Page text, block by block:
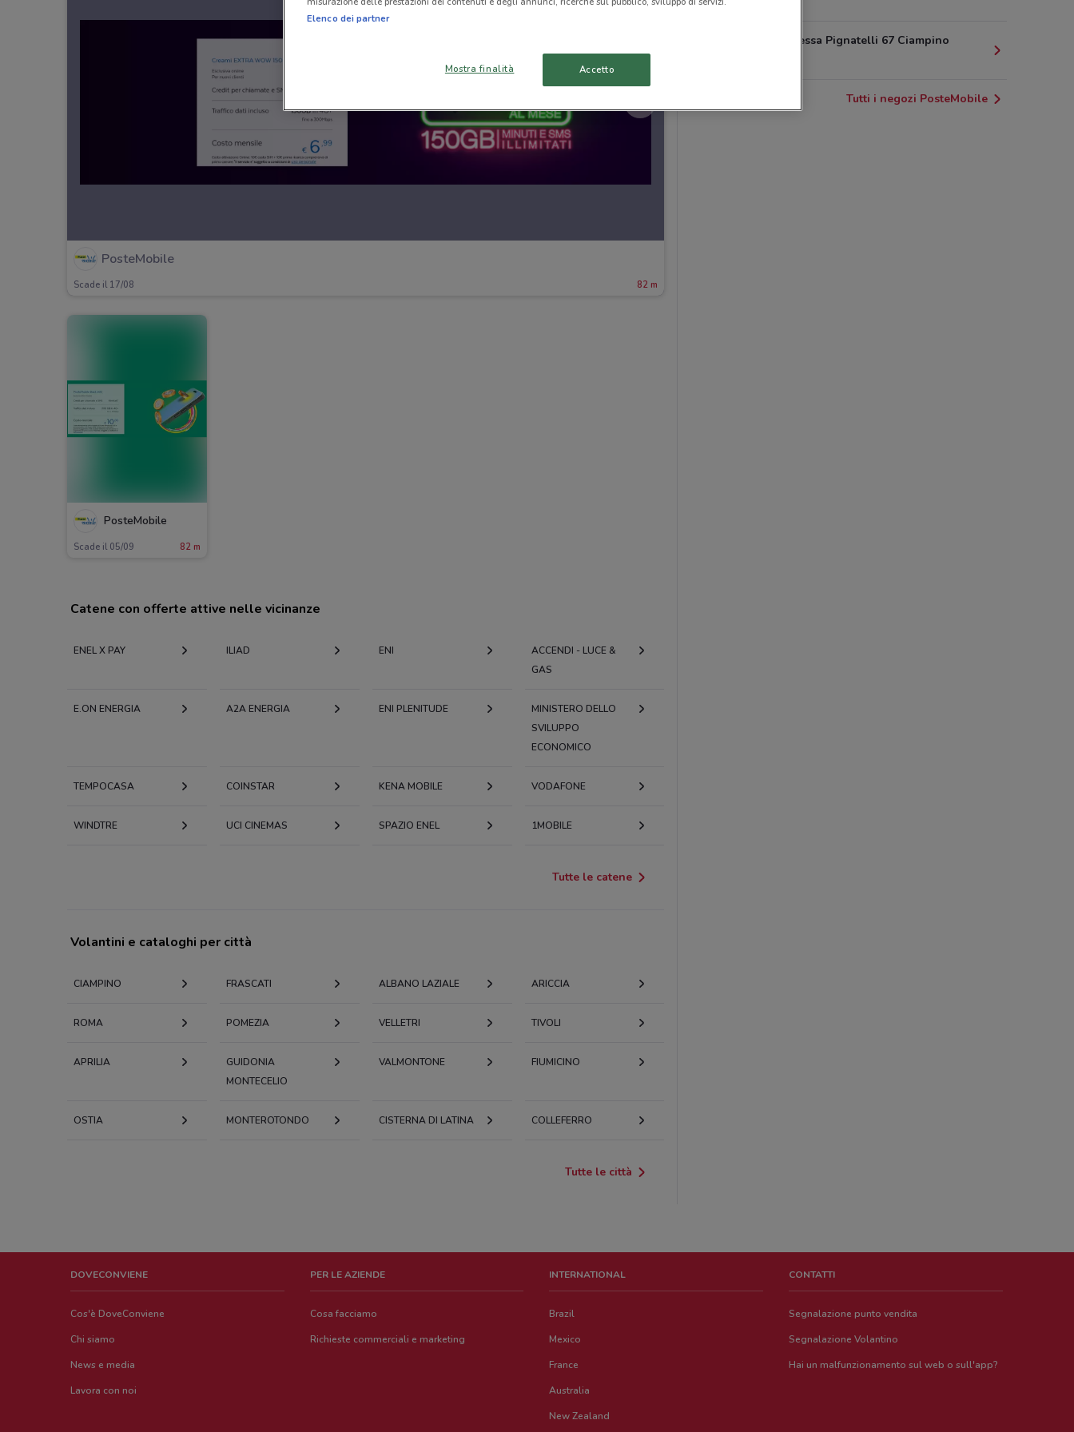
PosteMobile
Scade il 17/08 82 m
PosteMobile
Scade il 05/09 82 m
Via Principessa Pignatelli 67 Ciampino
Tutti i negozi PosteMobile
Catene con offerte attive nelle vicinanze
ENEL X PAY ILIAD ENI
ACCENDI - LUCE &
GAS
E.ON ENERGIA A2A ENERGIA ENI PLENITUDE
MINISTERO DELLO
SVILUPPO
ECONOMICO
TEMPOCASA COINSTAR KENA MOBILE VODAFONE
WINDTRE UCI CINEMAS SPAZIO ENEL 1MOBILE
Tutte le catene
Volantini e cataloghi per città
CIAMPINO FRASCATI ALBANO LAZIALE ARICCIA
ROMA POMEZIA VELLETRI TIVOLI
APRILIA
GUIDONIA
MONTECELIO
VALMONTONE FIUMICINO
OSTIA MONTEROTONDO CISTERNA DI LATINA COLLEFERRO
Tutte le città
DOVECONVIENE
Cos'è DoveConviene
Chi siamo
News e media
Lavora con noi
PER LE AZIENDE
Cosa facciamo
Richieste commerciali e marketing
INTERNATIONAL
Brazil
Mexico
France
Australia
New Zealand
CONTATTI
Segnalazione punto vendita
Segnalazione Volantino
Hai un malfunzionamento sul web o sull'app?
Elenco dei partner
Mostra finalità Accetto